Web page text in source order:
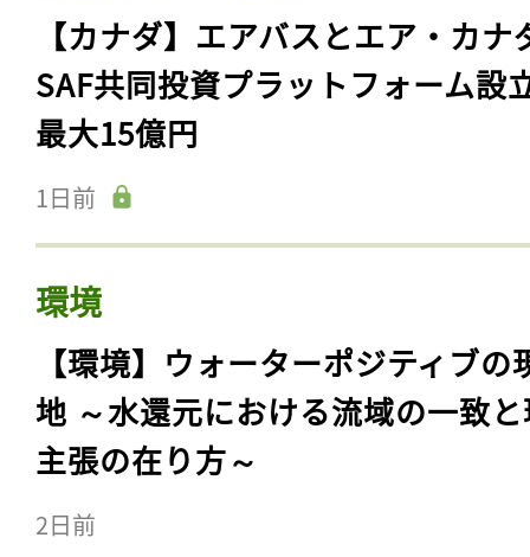
【カナダ】エアバスとエア・カナ
SAF共同投資プラットフォーム設
最大15億円
1日前
環境
【環境】ウォーターポジティブの
地 ～水還元における流域の一致
主張の在り方～
2日前